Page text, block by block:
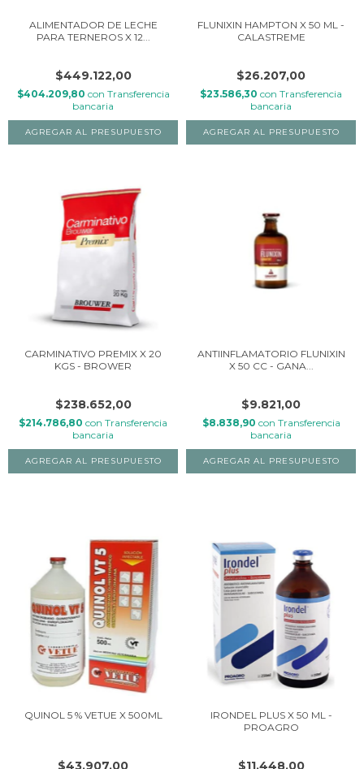
ALIMENTADOR DE LECHE
PARA TERNEROS X 12...
$449.122,00
$404.209,80 con Transferencia
bancaria
FLUNIXIN HAMPTON X 50 ML -
CALASTREME
$26.207,00
$23.586,30 con Transferencia
bancaria
CARMINATIVO PREMIX X 20
KGS - BROWER
$238.652,00
$214.786,80 con Transferencia
bancaria
ANTIINFLAMATORIO FLUNIXIN
X 50 CC - GANA...
$9.821,00
$8.838,90 con Transferencia
bancaria
QUINOL 5 % VETUE X 500ML
$43.907,00
IRONDEL PLUS X 50 ML -
PROAGRO
$11.448,00